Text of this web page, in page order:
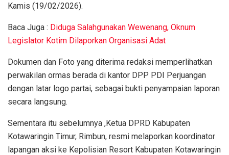
Kamis (19/02/2026).
Baca Juga : Diduga Salahgunakan Wewenang, Oknum
Legislator Kotim Dilaporkan Organisasi Adat
Dokumen dan Foto yang diterima redaksi memperlihatkan
perwakilan ormas berada di kantor DPP PDI Perjuangan
dengan latar logo partai, sebagai bukti penyampaian laporan
secara langsung.
Sementara itu sebelumnya ,Ketua DPRD Kabupaten
Kotawaringin Timur, Rimbun, resmi melaporkan koordinator
lapangan aksi ke Kepolisian Resort Kabupaten Kotawaringin